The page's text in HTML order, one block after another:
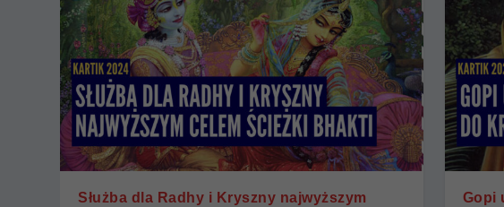
Służba dla Radhy i Kryszny najwyższym
Gopi